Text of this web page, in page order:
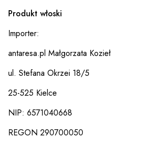
Produkt włoski
Importer:
antaresa.pl Małgorzata Kozieł
ul. Stefana Okrzei 18/5
25-525 Kielce
NIP: 6571040668
REGON 290700050